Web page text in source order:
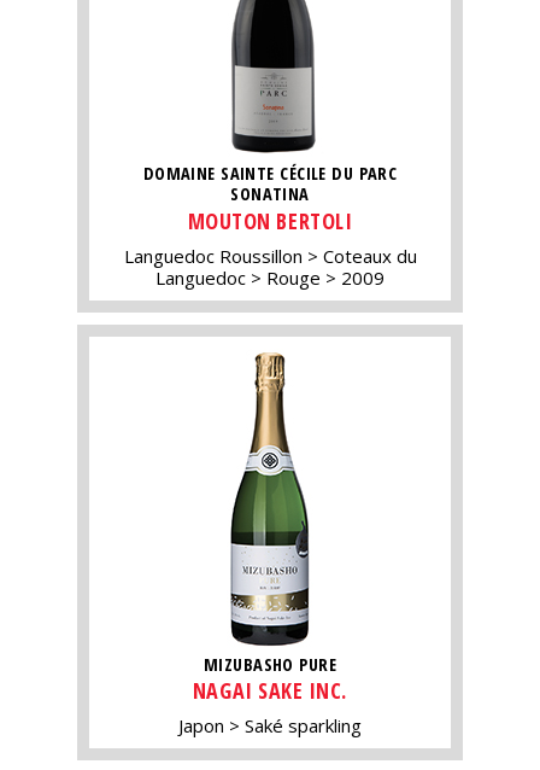
DOMAINE SAINTE CÉCILE DU PARC
SONATINA
MOUTON BERTOLI
Languedoc Roussillon
Coteaux du
Languedoc
Rouge 2009
MIZUBASHO PURE
NAGAI SAKE INC.
Japon Saké sparkling